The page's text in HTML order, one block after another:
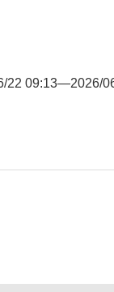
22 09:13—2026/